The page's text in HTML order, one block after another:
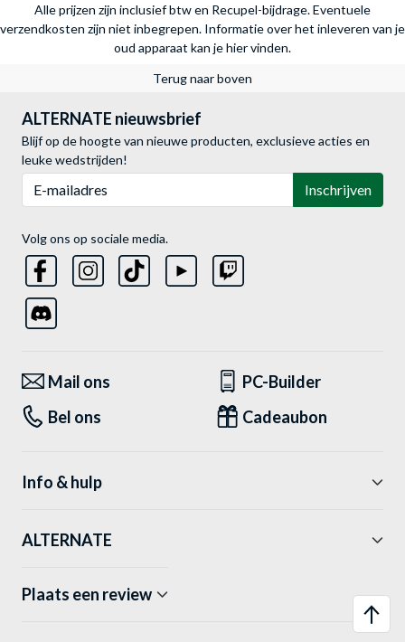
Alle prijzen zijn inclusief btw en Recupel-bijdrage. Eventuele
verzendkosten zijn niet inbegrepen. Informatie over het inleveren van je
oud apparaat kan je hier vinden.
Terug naar boven
ALTERNATE nieuwsbrief
Blijf op de hoogte van nieuwe producten, exclusieve acties en
leuke wedstrijden!
Inschrijven
Volg ons op sociale media.
Mail ons
PC-Builder
Bel ons
Cadeaubon
Info & hulp
ALTERNATE
Plaats een review